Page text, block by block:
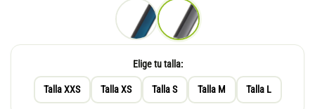
Elige tu talla:
Talla XXS Talla XS Talla S Talla M Talla L